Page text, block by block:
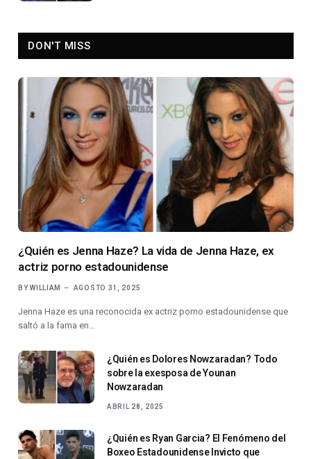
DON'T MISS
¿Quién es Jenna Haze? La vida de Jenna Haze, ex
actriz porno estadounidense
BY WILLIAM AGOSTO 31, 2025
Jenna Haze es una reconocida ex actriz porno estadounidense que
saltó a la fama en…
¿Quién es Dolores Nowzaradan? Todo
sobre la exesposa de Younan
Nowzaradan
ABRIL 28, 2025
¿Quién es Ryan Garcia? El Fenómeno del
Boxeo Estadounidense Invicto que